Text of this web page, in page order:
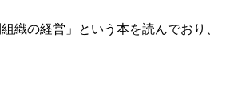
織の経営」という本を読んでおり、